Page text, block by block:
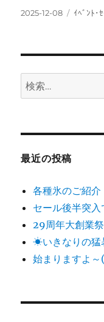
投
2025-12-08
カ
ｲﾍﾞﾝﾄ
検
索:
最近の投稿
各種氷のご紹介
セール後半突入
29周年大創業祭
☀いきなりの
始まりますよ